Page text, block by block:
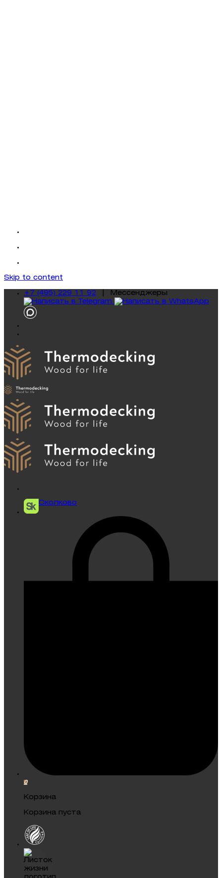
Skip to content
+7 (495) 229 11 92 Mессенджеры
Сколково
0
Корзина
Корзина пуста